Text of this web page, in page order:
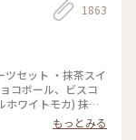
1863
ツセット ・抹茶スイ
コボール、ビスコ
ホワイトモカ) 抹茶
を2本用意して頂い
KAFON#抹茶三昧#
もっとみる